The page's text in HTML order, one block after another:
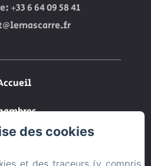
+33 6 64 09 58 41
des cookies
et des traceurs (y compris